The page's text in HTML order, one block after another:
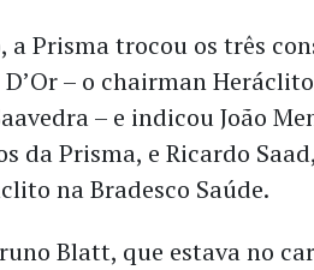
a Prisma trocou os três
– o chairman
– e indicou João
da Prisma, e Ricardo
na Bradesco Saúde.
Blatt, que estava no